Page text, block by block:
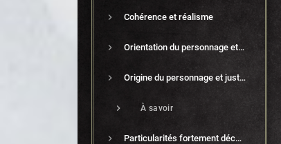
Cohérence et réalisme
Orientation du personnage et du jeu
Origine du personnage et justification du départ vers Talioferra
À savoir
Particularités fortement déconseillées